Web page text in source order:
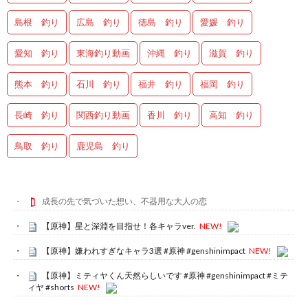
島根 釣り 広島 釣り 徳島 釣り 愛媛 釣り
愛知 釣り 東海釣り動画 沖縄 釣り 滋賀 釣り
熊本 釣り 石川 釣り 福井 釣り 福岡 釣り
長崎 釣り 関西釣り動画 香川 釣り 高知 釣り
鳥取 釣り 鹿児島 釣り
成長の先で気づいた想い、不器用な大人の恋
【原神】星と深淵を目指せ！各キャラver. NEW!
【原神】嫌われすぎなキャラ3選 #原神 #genshinimpact NEW!
【原神】ミティヤくん天然らしいです #原神 #genshinimpact #ミテ
ィヤ #shorts NEW!